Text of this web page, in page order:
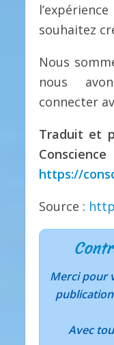
souhaitez
Nous
nous
connecter
Traduit et
https://
Source :
Merci pour
Avec